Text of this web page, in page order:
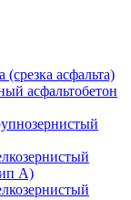
асфальта)
асфальтобетон
А)